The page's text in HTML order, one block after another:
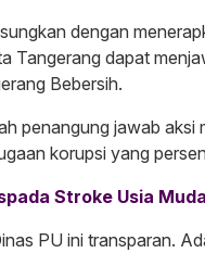
dengan
Tangerang dapat
Bebersih.
penangung jawab
korupsi yang
Stroke Usia
PU ini transparan.